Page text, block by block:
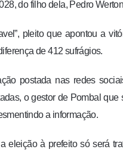
do filho dela, Pedro
pleito que apontou a
de 412 sufrágios.
postada nas redes
o gestor de Pombal
a informação.
à prefeito só será